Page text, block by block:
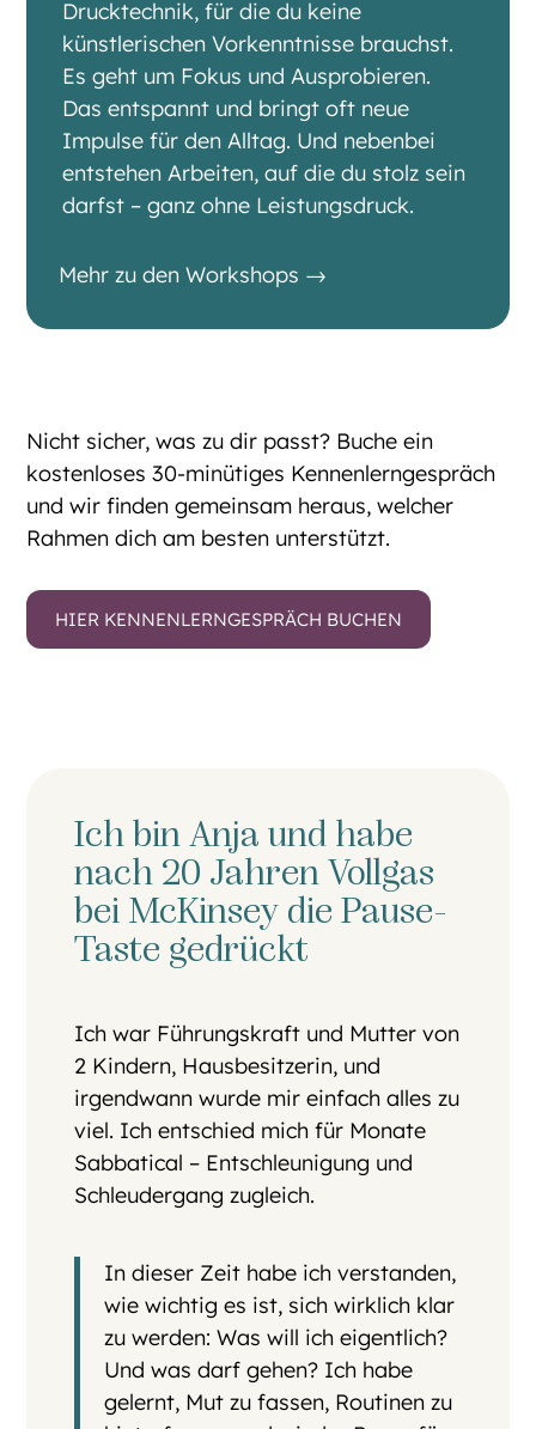
Drucktechnik, für die du keine
künstlerischen Vorkenntnisse brauchst.
Es geht um Fokus und Ausprobieren.
Das entspannt und bringt oft neue
Impulse für den Alltag. Und nebenbei
entstehen Arbeiten, auf die du stolz sein
darfst – ganz ohne Leistungsdruck.
Mehr zu den Workshops →
Nicht sicher, was zu dir passt? Buche ein
kostenloses 30-minütiges Kennenlerngespräch
und wir finden gemeinsam heraus, welcher
Rahmen dich am besten unterstützt.
HIER KENNENLERNGESPRÄCH BUCHEN
Ich bin Anja und habe
nach 20 Jahren Vollgas
bei McKinsey die Pause-
Taste gedrückt
Ich war Führungskraft und Mutter von
2 Kindern, Hausbesitzerin, und
irgendwann wurde mir einfach alles zu
viel. Ich entschied mich für Monate
Sabbatical – Entschleunigung und
Schleudergang zugleich.
In dieser Zeit habe ich verstanden,
wie wichtig es ist, sich wirklich klar
zu werden: Was will ich eigentlich?
Und was darf gehen? Ich habe
gelernt, Mut zu fassen, Routinen zu